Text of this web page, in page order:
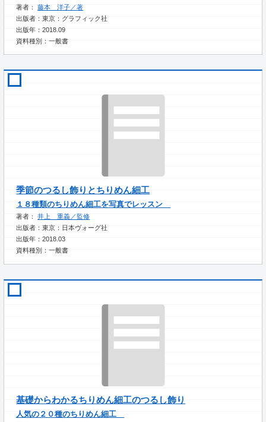
著者：藤本 洋子／著
出版者：東京：グラフィック社
出版年：2018.09
資料種別：一般書
季節のつるし飾りとちりめん細工
１８種類のちりめん細工を写真でレッスン
著者：井上 重義／監修
出版者：東京：日本ヴォーグ社
出版年：2018.03
資料種別：一般書
基礎からわかるちりめん細工のつるし飾り
人気の２０種のちりめん細工